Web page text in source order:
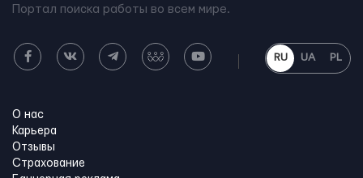
Портал поиска работы во всем мире.
RU UA PL
О нас
Карьера
Отзывы
Страхование